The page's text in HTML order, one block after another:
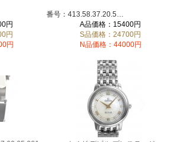
円
円
円
A品価格：15400円
S品価格：24700円
N品価格：44000円